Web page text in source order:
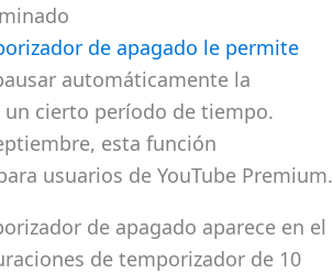
de apagado le permite
automáticamente la
cierto período de tiempo.
esta función
usuarios de YouTube Premium.
de apagado aparece en el
de temporizador de 10